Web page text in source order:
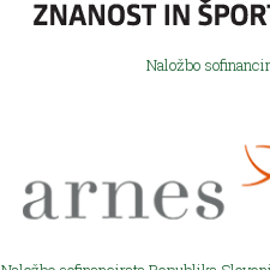
Naložbo